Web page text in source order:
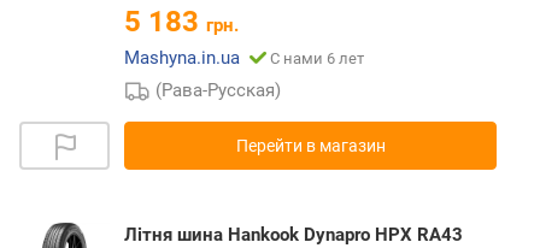
5 183 грн.
Mashyna.in.ua
С нами 6 лет
(Рава-Русская)
Перейти в магазин
Літня шина Hankook Dynapro HPX RA43